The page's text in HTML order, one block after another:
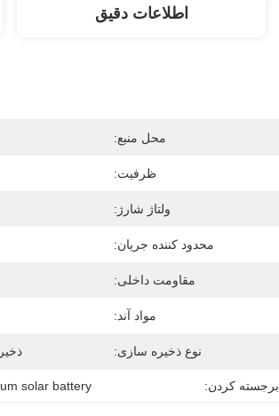
اطلاعات دقیق
محل منبع:
ظرفیت:
ولتاژ شارژ:
محدود کننده جریان:
مقاومت داخلی:
مواد آند:
نوع ذخیره سازی:
برجسته کردن: solar battery